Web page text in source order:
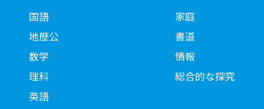
国語
地歴公
数学
理科
英語
家庭
書道
情報
総合的な探究